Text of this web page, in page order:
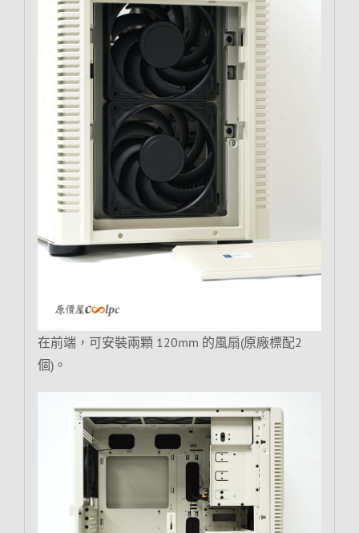
在前端，可安裝兩顆 120mm 的風扇(原廠標配2
個)。